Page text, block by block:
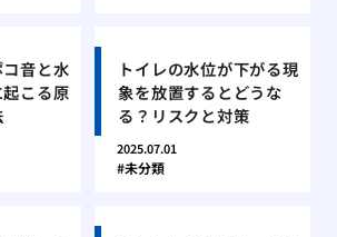
音と水
こる原
トイレの水位が下がる現
象を放置するとどうな
る？リスクと対策
2025.07.01
未分類